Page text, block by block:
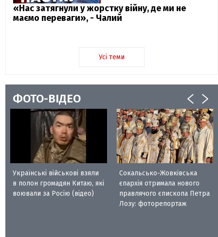
«Нас затягнули у жорстку війну, де ми не
маємо переваги», - Чалий
Усі теми
ФОТО-ВІДЕО
Українські військові взяли
в полон громадян Китаю, які
воювали за Росію (відео)
Сокальсько-Жовківська
єпархія отримала нового
правлячого єпископа Петра
Лозу: фоторепортаж